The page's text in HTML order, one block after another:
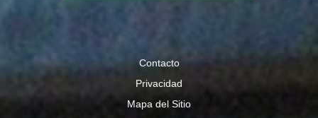
Contacto
Privacidad
Mapa del Sitio